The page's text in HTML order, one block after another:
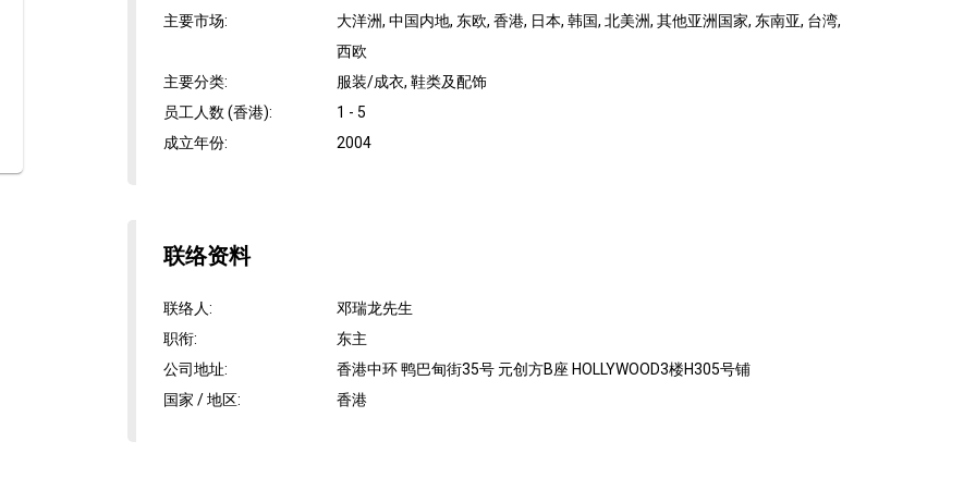
主要市场:
大洋洲, 中国内地, 东欧, 香港, 日本, 韩国, 北美洲, 其他亚洲国家, 东南亚, 台湾,
西欧
主要分类:
服装/成衣, 鞋类及配饰
员工人数 (香港):
1 - 5
成立年份: 2004
联络资料
联络人:
邓瑞龙先生
职衔:
东主
公司地址:
香港中环 鸭巴甸街35号 元创方B座 HOLLYWOOD3楼H305号铺
国家 / 地区: 香港